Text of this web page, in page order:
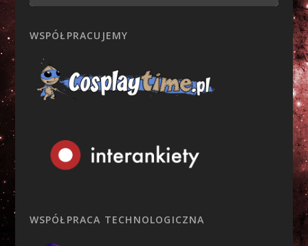
WSPÓŁPRACUJEMY
WSPÓŁPRACA TECHNOLOGICZNA